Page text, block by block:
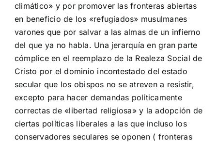
climático» y por promover las fronteras abiertas
en beneficio de los «refugiados» musulmanes
varones que por salvar a las almas de un infierno
del que ya no habla. Una jerarquía en gran parte
cómplice en el reemplazo de la Realeza Social de
Cristo por el dominio incontestado del estado
secular que los obispos no se atreven a resistir,
excepto para hacer demandas políticamente
correctas de «libertad religiosa» y la adopción de
ciertas políticas liberales a las que incluso los
conservadores seculares se oponen ( fronteras